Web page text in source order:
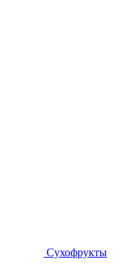
Сухофрукты